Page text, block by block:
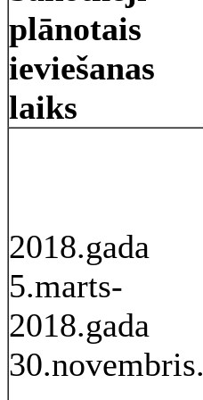
plānotais
ieviešanas
laiks
2018.gada
5.marts-
2018.gada
30.novembris.